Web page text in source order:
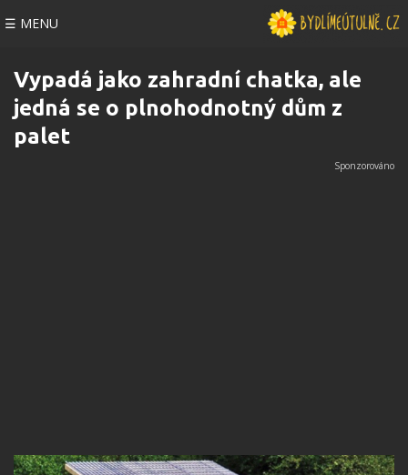
☰ MENU
Vypadá jako zahradní chatka, ale
jedná se o plnohodnotný dům z
palet